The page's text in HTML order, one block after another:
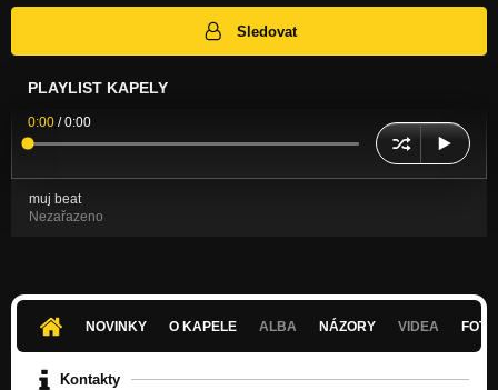
Sledovat
PLAYLIST KAPELY
0:00 /0:00
muj beat
Nezařazeno
NOVINKY O KAPELE ALBA NÁZORY VIDEA
Kontakty